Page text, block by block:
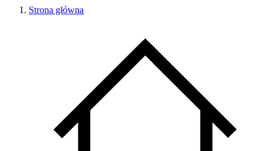
Strona główna